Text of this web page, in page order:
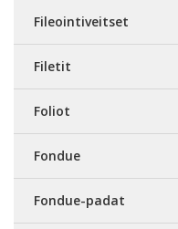
Fileointiveitset
Filetit
Foliot
Fondue
Fondue-padat